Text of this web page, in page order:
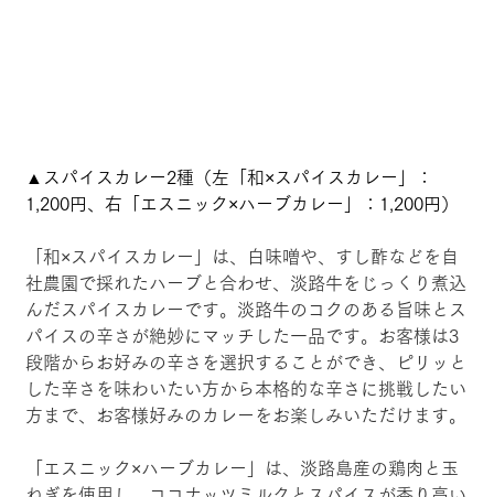
▲スパイスカレー2種（左「和×スパイスカレー」：
1,200円、右「エスニック×ハーブカレー」：1,200円）
「和×スパイスカレー」は、白味噌や、すし酢などを自
社農園で採れたハーブと合わせ、淡路牛をじっくり煮込
んだスパイスカレーです。淡路牛のコクのある旨味とス
パイスの辛さが絶妙にマッチした一品です。お客様は3
段階からお好みの辛さを選択することができ、ピリッと
した辛さを味わいたい方から本格的な辛さに挑戦したい
方まで、お客様好みのカレーをお楽しみいただけます。
「エスニック×ハーブカレー」は、淡路島産の鶏肉と玉